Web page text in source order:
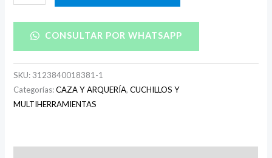
CONSULTAR POR WHATSAPP
SKU: 3123840018381-1
Categorías:CAZA Y ARQUERÍA,CUCHILLOS Y
MULTIHERRAMIENTAS